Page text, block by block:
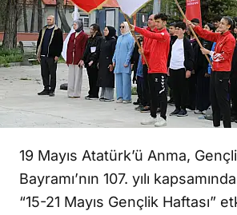
19 Mayıs Atatürk’ü Anma,
Bayramı’nın 107. yılı
“15-21 Mayıs Gençlik Haftası”